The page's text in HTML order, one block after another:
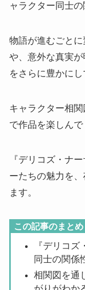
ャラクター同士
物語が進むごと
や、意外な真実
をさらに豊かにし
キャラクター相
で作品を楽しんで
『デリコズ・ナ
ーたちの魅力を
ます。
この記事のまとめ
『デリコ
同士の関係
相関図を通